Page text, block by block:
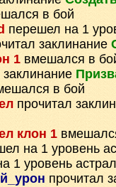
в бой
перешел на 1
заклинание
1 вмешался в
заклинание
в бой
прочитал
клон 1
на 1 уровень
1 уровень
прочитал